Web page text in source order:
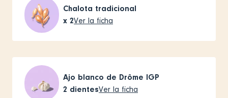
Chalota tradicional
x 2Ver la ficha
Ajo blanco de Drôme IGP
2 dientesVer la ficha